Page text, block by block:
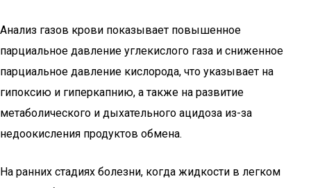
Анализ газов крови показывает повышенное
парциальное давление углекислого газа и сниженное
парциальное давление кислорода, что указывает на
гипоксию и гиперкапнию, а также на развитие
метаболического и дыхательного ацидоза из-за
недоокисления продуктов обмена.
На ранних стадиях болезни, когда жидкости в легком